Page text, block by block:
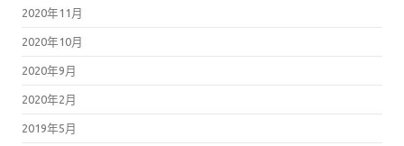
2020年11月
2020年10月
2020年9月
2020年2月
2019年5月